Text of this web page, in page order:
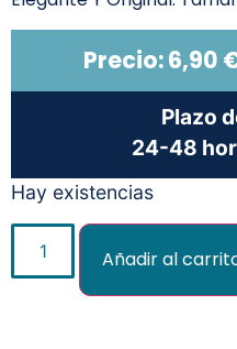
Precio:6,90
Plazo
24-48
Hay existencias
Añadir al